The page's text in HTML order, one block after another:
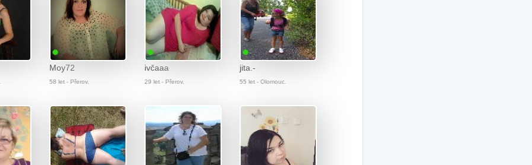
Moy72
58 let - Přerov.
ivčaaa
29 let - Přerov.
jita.-
55 let - Olomouc.